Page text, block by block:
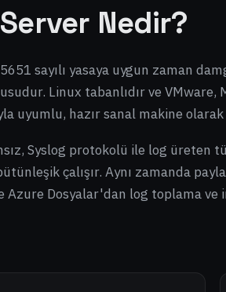
Nedir?
sayılı yasaya uygun zaman
Linux tabanlıdır ve
uyumlu, hazır sanal makine
Syslog protokolü ile log üreten
çalışır. Aynı zamanda
Azure Dosyalar'dan log toplama ve